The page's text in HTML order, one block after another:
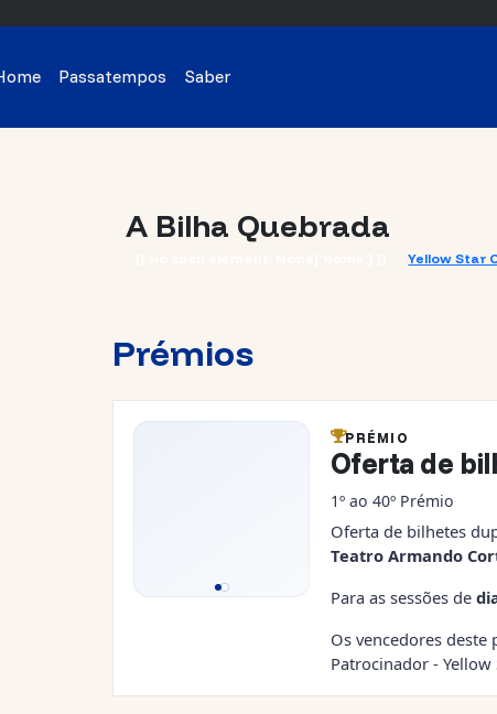
Passatempos Saber
A Bilha Quebrada
Yellow Star
Prémios
PRÉMIO
Oferta de
1º ao 40º Prémio
Oferta de bilhetes
Teatro Armando
Para as sessões de
Os vencedores
Patrocinador -